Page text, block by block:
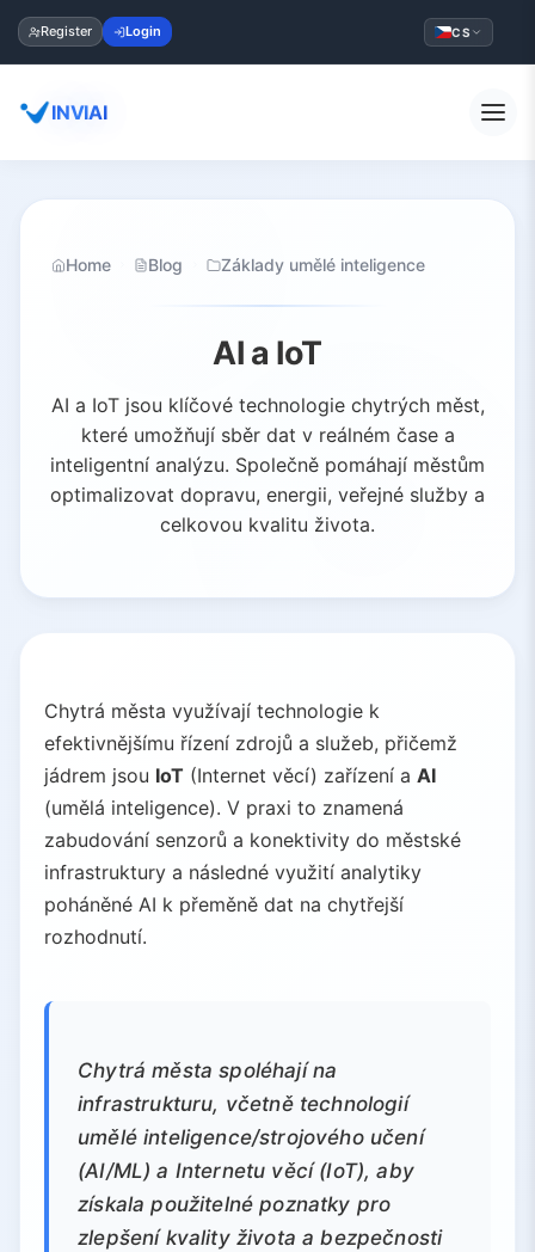
Register Login CS
INVIAI
Home Blog Základy umělé inteligence
AI a IoT
AI a IoT jsou klíčové technologie chytrých měst,
které umožňují sběr dat v reálném čase a
inteligentní analýzu. Společně pomáhají městům
optimalizovat dopravu, energii, veřejné služby a
celkovou kvalitu života.
Chytrá města využívají technologie k
efektivnějšímu řízení zdrojů a služeb, přičemž
jádrem jsou IoT (Internet věcí) zařízení a AI
(umělá inteligence). V praxi to znamená
zabudování senzorů a konektivity do městské
infrastruktury a následné využití analytiky
poháněné AI k přeměně dat na chytřejší
rozhodnutí.
Chytrá města spoléhají na
infrastrukturu, včetně technologií
umělé inteligence/strojového učení
(AI/ML) a Internetu věcí (IoT), aby
získala použitelné poznatky pro
zlepšení kvality života a bezpečnosti